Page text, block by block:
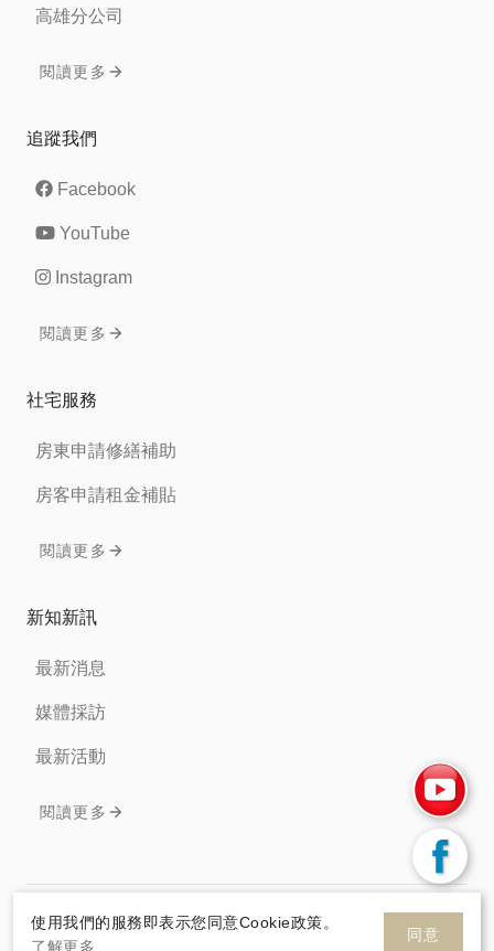
高雄分公司
閱讀更多
追蹤我們
Facebook
YouTube
Instagram
閱讀更多
社宅服務
房東申請修繕補助
房客申請租金補貼
閱讀更多
新知新訊
最新消息
媒體採訪
最新活動
閱讀更多
免責聲明 隱私權條款 Cookie政策
使用我們的服務即表示您同意Cookie政策。
了解更多
同意